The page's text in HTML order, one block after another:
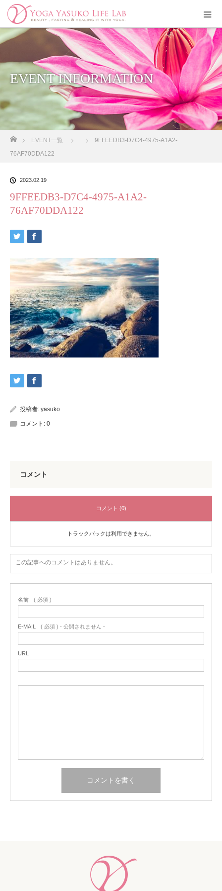
EVENT INFORMATION
EVENT一覧
9FFEEDB3-D7C4-4975-A1A2-
76AF70DDA122
2023.02.19
9FFEEDB3-D7C4-4975-A1A2-
76AF70DDA122
投稿者: yasuko
コメント: 0
コメント
コメント (0)
トラックバックは利用できません。
この記事へのコメントはありません。
名前 ( 必須 )
E-MAIL ( 必須 ) - 公開されません -
URL